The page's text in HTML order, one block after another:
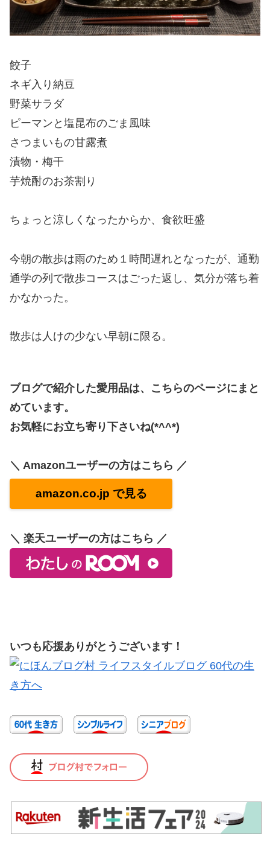
餃子
ネギ入り納豆
野菜サラダ
ピーマンと塩昆布のごま風味
さつまいもの甘露煮
漬物・梅干
芋焼酎のお茶割り
ちょっと涼しくなったからか、食欲旺盛
今朝の散歩は雨のため１時間遅れとなったが、通勤
通学の列で散歩コースはごった返し、気分が落ち着
かなかった。
散歩は人けの少ない早朝に限る。
ブログで紹介した愛用品は、こちらのページにまと
めています。
お気軽にお立ち寄り下さいね(*^^*)
＼ Amazonユーザーの方はこちら ／
amazon.co.jp で見る
＼ 楽天ユーザーの方はこちら ／
いつも応援ありがとうございます！